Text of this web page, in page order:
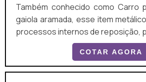
Também conhecido como Carro
gaiola aramada, esse item
processos internos de reposição,
COTAR AGORA